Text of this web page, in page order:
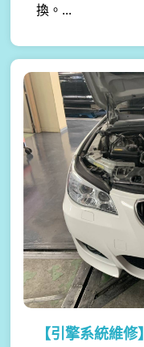
換。...
【引擎系統維修】